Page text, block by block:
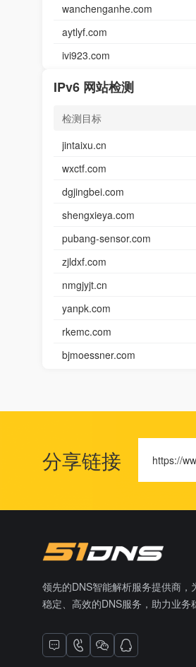
wanchenganhe.com
aytlyf.com
ivi923.com
IPv6 网站检测
检测目标
jintaixu.cn
wxctf.com
dgjingbei.com
shengxieya.com
pubang-sensor.com
zjldxf.com
nmgjyjt.cn
yanpk.com
rkemc.com
bjmoessner.com
分享链接 https://
领先的DNS智能解析服务提供商，
稳定、高效的DNS服务，助力业务